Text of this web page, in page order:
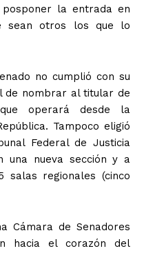
la entrada en
sean otros los que lo
no cumplió con su
de nombrar al titular de
operará desde la
Tampoco eligió
Federal de Justicia
una nueva sección y a
salas regionales (cinco
Cámara de Senadores
hacia el corazón del